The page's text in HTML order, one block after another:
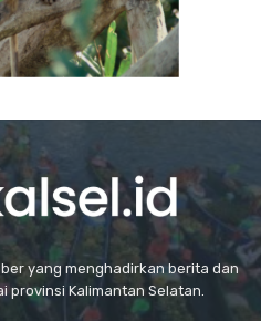
yang menghadirkan berita dan
provinsi Kalimantan Selatan.